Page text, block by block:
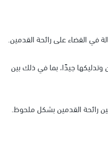
في القضاء على رائحة القدمين.
جيدًا، بما في ذلك بين
رائحة القدمين بشكل ملحوظ.